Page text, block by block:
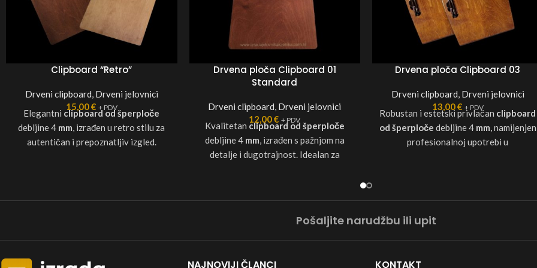
Clipboard “Retro”
Drveni clipboard Drveni jelovnici
15,00€ + PDV
Elegantni clipboard od šperploče
debljine 4 mm , izrađen u retro stilu za
autentičan i prepoznatljiv izgled.
želji možemo ponuditi i šperploču
formatu A5, koji su 15 % povoljniji od
Drvena ploča Clipboard 01
Standard
Drveni clipboard Drveni jelovnici
12,00€ + PDV
Kvalitetan clipboard od šperploče
debljine 4mm , izrađen s pažnjom na
detalje i dugotrajnost. Idealan za
izrađujemo i jelovnike u formatu A5, koji
su 15 % povoljniji od formata A4. boje:
Drvena ploča Clipboard 03
Drveni clipboard Drveni jelovnici
13,00€ + PDV
Robustan i estetski privlačan clipboard
od šperploče debljine 4mm , namijenjen
profesionalnoj upotrebi u
uvećanje cijene za 10 %. Osim toga,
su 15 % povoljniji od formata A4.
Dostupno u bojama: Tamno smeđa,
Pošaljite narudžbu ili upit
NAJNOVIJI ČLANCI KONTAKT